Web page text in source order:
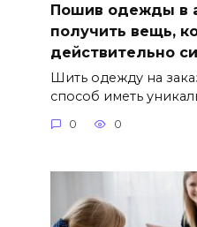
Пошив одежды в
получить вещь,
действительно
Шить одежду на
способ иметь
0 0